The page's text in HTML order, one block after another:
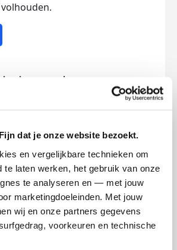
dat je onze website bezoekt.
en vergelijkbare technieken om
te laten werken, het gebruik van onze
te analyseren en — met jouw
marketingdoeleinden. Met jouw
wij en onze partners gegevens
voorkeuren en technische
volgen
42 kms
Mark's badges